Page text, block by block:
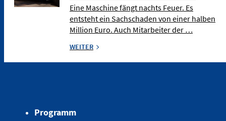
Eine Maschine fängt nachts Feuer. Es
entsteht ein Sachschaden von einer halben
Million Euro. Auch Mitarbeiter der …
WEITER
Programm